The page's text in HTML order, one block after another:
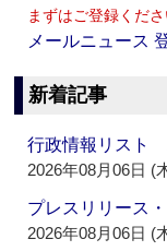
まずはご登録くだ
メールニュース
新着記事
行政情報リスト
2026年08月06日 (
プレスリリース
2026年08月06日 (